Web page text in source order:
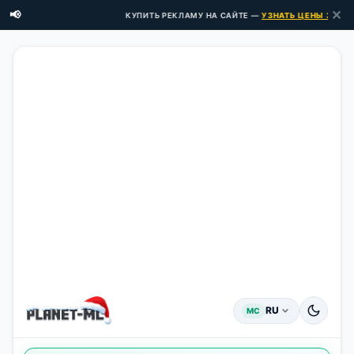
📢 КУПИТЬ РЕКЛАМУ НА САЙТЕ —УЗНАТЬ ЦЕНЫ ЗДЕСЬ
✕
MC RU